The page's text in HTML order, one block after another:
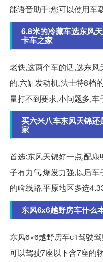
能语音助手:您可以使用车
6.8米的冷藏车选东风
卡车之家
老铁,这两个车的话,选东
的,六缸发动机,法士特8档
量打不到要求,小问题多,车
买六米八车东风天锦
家
首选:东风天锦好一点,配
子有力气,爆发力强,以后
的啥线路,平原地区多选
东风6x6越野房车什么
东风6×6越野房车c1驾驶
可以驾驶7座以下含7座的